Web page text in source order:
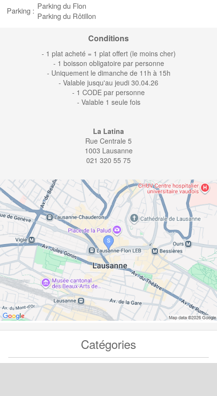
Parking : Parking du Flon
Parking du Rôtillon
Conditions
- 1 plat acheté = 1 plat offert (le moins cher)
- 1 boisson obligatoire par personne
- Uniquement le dimanche de 11h à 15h
- Valable jusqu'au jeudi 30.04.26
- 1 CODE par personne
- Valable 1 seule fois
La Latina
Rue Centrale 5
1003 Lausanne
021 320 55 75
Catégories